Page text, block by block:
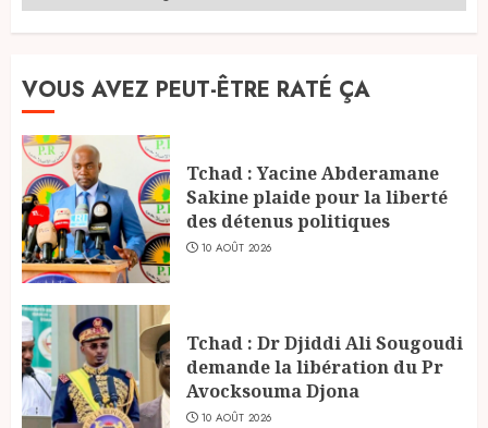
VOUS AVEZ PEUT-ÊTRE RATÉ ÇA
Tchad : Yacine Abderamane
Sakine plaide pour la liberté
des détenus politiques
10 AOÛT 2026
Tchad : Dr Djiddi Ali Sougoudi
demande la libération du Pr
Avocksouma Djona
10 AOÛT 2026